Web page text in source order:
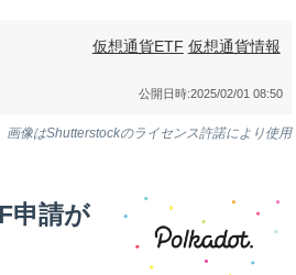
仮想通貨ETF 仮想通貨情報
公開日時:2025/02/01 08:50
画像はShutterstockのライセンス許諾により使用
申請が